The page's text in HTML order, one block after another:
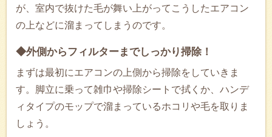
が、室内で抜けた毛が舞い上がってこうしたエアコン
の上などに溜まってしまうのです。
◆外側からフィルターまでしっかり掃除！
まずは最初にエアコンの上側から掃除をしていきま
す。脚立に乗って雑巾や掃除シートで拭くか、ハンデ
ィタイプのモップで溜まっているホコリや毛を取りま
しょう。